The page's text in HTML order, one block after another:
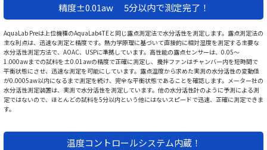
精度±0.01aw 5分以内で測定完了！
AquaLab Preは上位機種のAquaLab4TEと同じ露点測定法で水分活性を測定します。露点測定法の
主な利点は、迅速な測定と精度です。熱力学原理に基づいて直接的に相対湿度を測定する主要な
水分活性測定方法で、AOAC、USPに準拠しています。高性能の露点センサーは、0.05～
1.000awまでの試料を±0.01awの精度で正確に測定し、攪拌ファンはチャンバー内を短時間で
平衡状態にさせ、迅速な測定を可能にしています。露点温度から求めた実測の水分活性の変動値
が0.0005aw以内になるまで測定を続け、完全な平衡状態であることを確認します。メーター社の
水分活性測定装置は、実測で水分活性を測定しています。他の水分活性計のように予測による測
定ではないので、ほとんどの試料を5分以内という他にはないスピードで迅速、正確に測定できま
す。
温度コントロールシステム内蔵！